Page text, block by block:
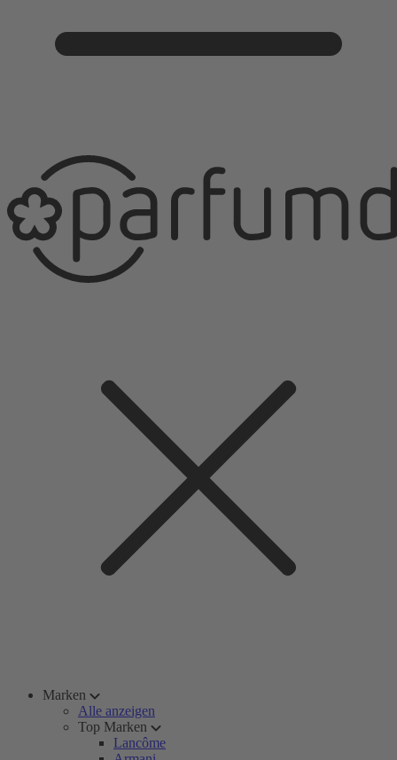
Marken
Alle anzeigen
Top Marken
Lancôme